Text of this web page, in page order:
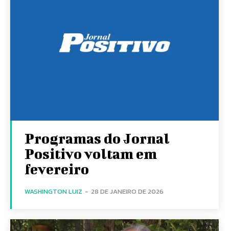
Programas do Jornal
Positivo voltam em
fevereiro
WASHINGTON LUIZ - 28 DE JANEIRO DE 2026